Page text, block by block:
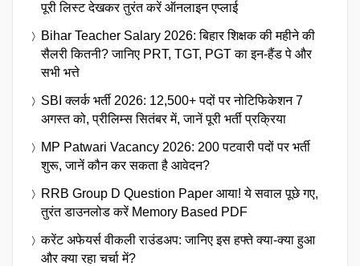
पूरी लिस्ट देखकर तुरंत करें ऑनलाइन एप्लाई
Bihar Teacher Salary 2026: बिहार शिक्षक की महीने की
सैलरी कितनी? जानिए PRT, TGT, PGT का इन-हैंड पे और
सभी भत्ते
SBI क्लर्क भर्ती 2026: 12,500+ पदों पर नोटिफिकेशन 7
अगस्त को, प्रीलिम्स सितंबर में, जानें पूरी भर्ती प्रक्रिया
MP Patwari Vacancy 2026: 200 पटवारी पदों पर भर्ती
शुरू, जानें कौन कर सकता है आवेदन?
RRB Group D Question Paper आया! ये सवाल पूछे गए,
तुरंत डाउनलोड करें Memory Based PDF
करेंट अफेयर्स वीकली राउंडअप: जानिए इस हफ्ते क्या-क्या हुआ
और क्या रहा चर्चा में?